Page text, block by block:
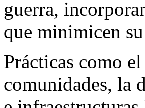
guerra,
que minimicen
Prácticas como
comunidades, la